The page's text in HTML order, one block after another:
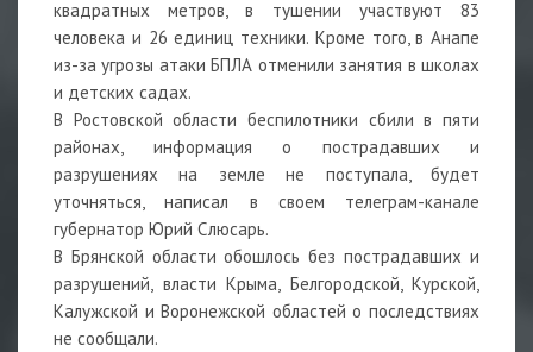
квадратных метров, в тушении участвуют 83
человека и 26 единиц техники. Кроме того, в Анапе
из-за угрозы атаки БПЛА отменили занятия в школах
и детских садах.
В Ростовской области беспилотники сбили в пяти
районах, информация о пострадавших и
разрушениях на земле не поступала, будет
уточняться, написал в своем телеграм-канале
губернатор Юрий Слюсарь.
В Брянской области обошлось без пострадавших и
разрушений, власти Крыма, Белгородской, Курской,
Калужской и Воронежской областей о последствиях
не сообщали.